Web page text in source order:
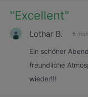
"Excellent"
Lothar B. 5
Ein schöner
freundliche
wieder!!!